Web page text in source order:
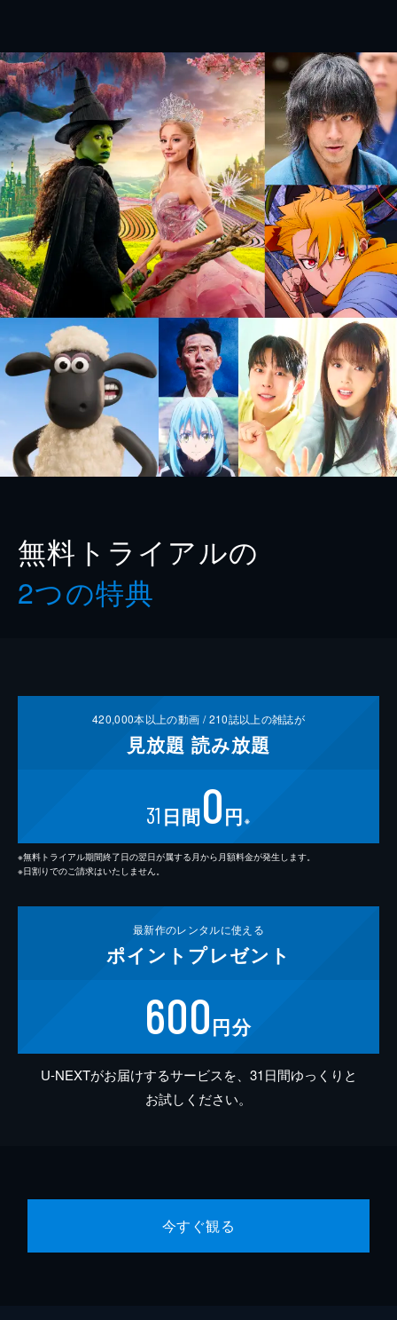
無料トライアルの
2つの特典
420,000本以上の動画 /210誌以上の雑誌が
見放題 読み放題
31 日間0円 ※
※無料トライアル期間終了日の翌日が属する月から月額料金が発生します。
※日割りでのご請求はいたしません。
最新作のレンタルに使える
ポイント プレゼント
600円分
U-NEXTがお届けするサービスを、31日間ゆっくりと
お試しください。
今すぐ観る